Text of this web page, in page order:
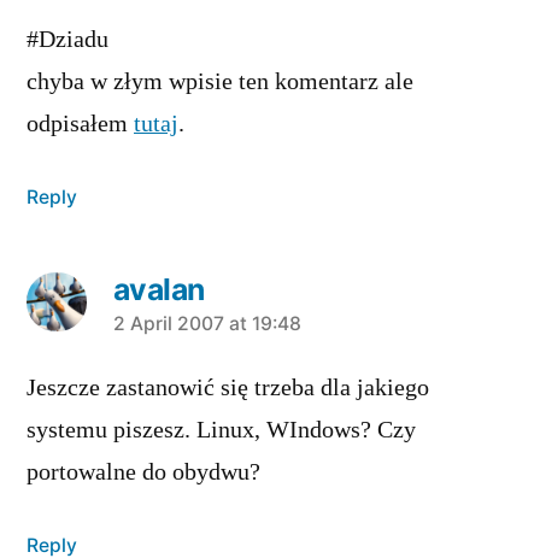
#Dziadu
chyba w złym wpisie ten komentarz ale
odpisałem tutaj.
Reply
avalan
says:
2 April 2007 at 19:48
Jeszcze zastanowić się trzeba dla jakiego
systemu piszesz. Linux, WIndows? Czy
portowalne do obydwu?
Reply